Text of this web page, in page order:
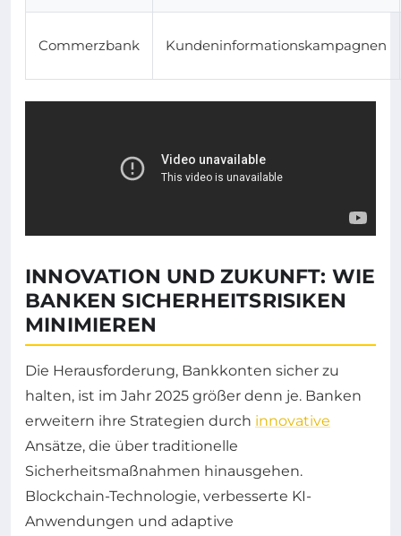
Commerzbank Kundeninformationskampagnen
INNOVATION UND ZUKUNFT: WIE
BANKEN SICHERHEITSRISIKEN
MINIMIEREN
Die Herausforderung, Bankkonten sicher zu
halten, ist im Jahr 2025 größer denn je. Banken
erweitern ihre Strategien durch innovative
Ansätze, die über traditionelle
Sicherheitsmaßnahmen hinausgehen.
Blockchain-Technologie, verbesserte KI-
Anwendungen und adaptive